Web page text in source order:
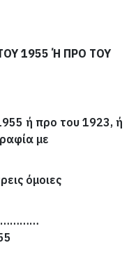
1955 Ή ΠΡΟ ΤΟΥ
ή προ του 1923, ή
με
όμοιες
…………